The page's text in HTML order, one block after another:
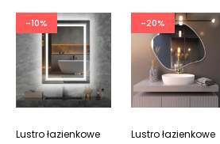
-10%
Lustro łazienkowe
-20%
Lustro łazienkowe